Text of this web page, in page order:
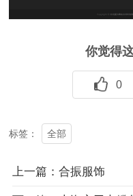
你觉得
0
标签： 全部
上一篇：合振服饰